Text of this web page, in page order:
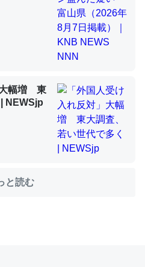
ムを大量に使う脊椎動物と貝
足類だと殻を無くしてナメク
大問題＝「昆虫はなぜ海にいな
中。あと、Googleマップで
大幅増 東
NEWSjp
と読む